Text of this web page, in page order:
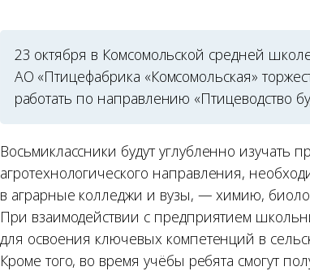
23 октября в Комсомольской средней
АО «Птицефабрика «Комсомольская»
работать по направлению «Птицеводство
Восьмиклассники будут углубленно
агротехнологического направления,
в аграрные колледжи и вузы, — химию,
При взаимодействии с предприятием
для освоения ключевых компетенций в
Кроме того, во время учёбы ребята смогут